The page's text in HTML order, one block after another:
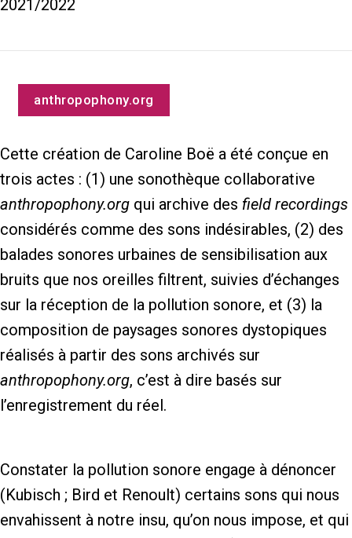
Cette création de Caroline Boë a été conçue en
trois actes : (1) une sonothèque collaborative
anthropophony.org qui archive des field recordings
considérés comme des sons indésirables, (2) des
balades sonores urbaines de sensibilisation aux
bruits que nos oreilles filtrent, suivies d’échanges
sur la réception de la pollution sonore, et (3) la
composition de paysages sonores dystopiques
réalisés à partir des sons archivés sur
anthropophony.org, c’est à dire basés sur
l’enregistrement du réel.
Constater la pollution sonore engage à dénoncer
(Kubisch ; Bird et Renoult) certains sons qui nous
envahissent à notre insu, qu’on nous impose, et qui
2021/2022
anthropophony.org